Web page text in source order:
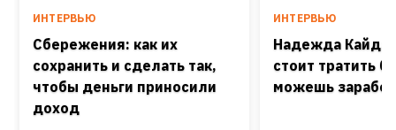
ИНТЕРВЬЮ
Сбережения: как их
сохранить и сделать так,
чтобы деньги приносили
доход
ИНТЕРВЬЮ
Надежда
стоит тратить
можешь